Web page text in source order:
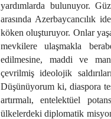
yardımlarda bulunuyor.
arasında Azerbaycancılık
köken oluşturuyor. Onlar
mevkilere ulaşmakla
edilmesine, maddi ve
çevrilmiş ideolojik
Düşünüyorum ki, diaspora
artırmalı, entelektüel
ülkelerdeki diplomatik